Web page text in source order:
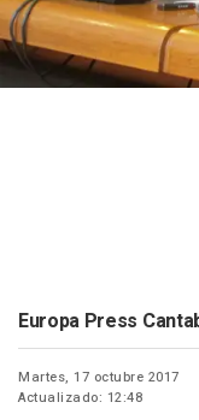
Europa Press
Martes, 17 octubre 2017
Actualizado: 12:48